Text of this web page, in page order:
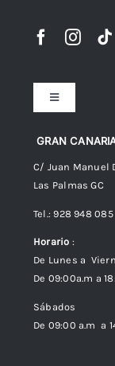
GRAN
C/ Juan Manuel
Las Palmas GC
Tel.: 928 948
Horario :
De Lunes a
De 09:00a.m a
Sábados
De 09:00 a.m a
Toggle
Navigation
Preguntas
Envíos
Política de Privacidad